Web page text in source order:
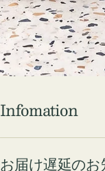
Infomation
お届け遅延の